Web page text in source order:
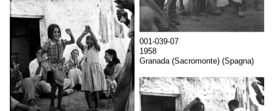
001-039-07
1958
Granada (Sacromonte) (Spagna)